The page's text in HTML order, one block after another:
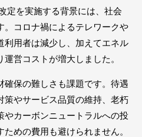
定を実施する背景には、社会
。コロナ禍によるテレワークや
利用者は減少し、加えてエネル
営コストが増大しました。
確保の難しさも課題です。待遇
策やサービス品質の維持、老朽
やカーボンニュートラルへの投
めの費用も避けられません。